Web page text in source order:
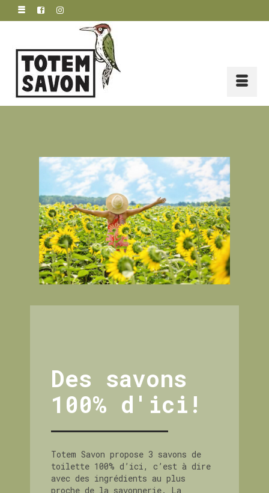
principal
Des savons
100% d'ici!
Totem Savon propose 3 savons de
toilette 100% d’ici, c’est à dire
avec des ingrédients au plus
proche de la savonnerie. La